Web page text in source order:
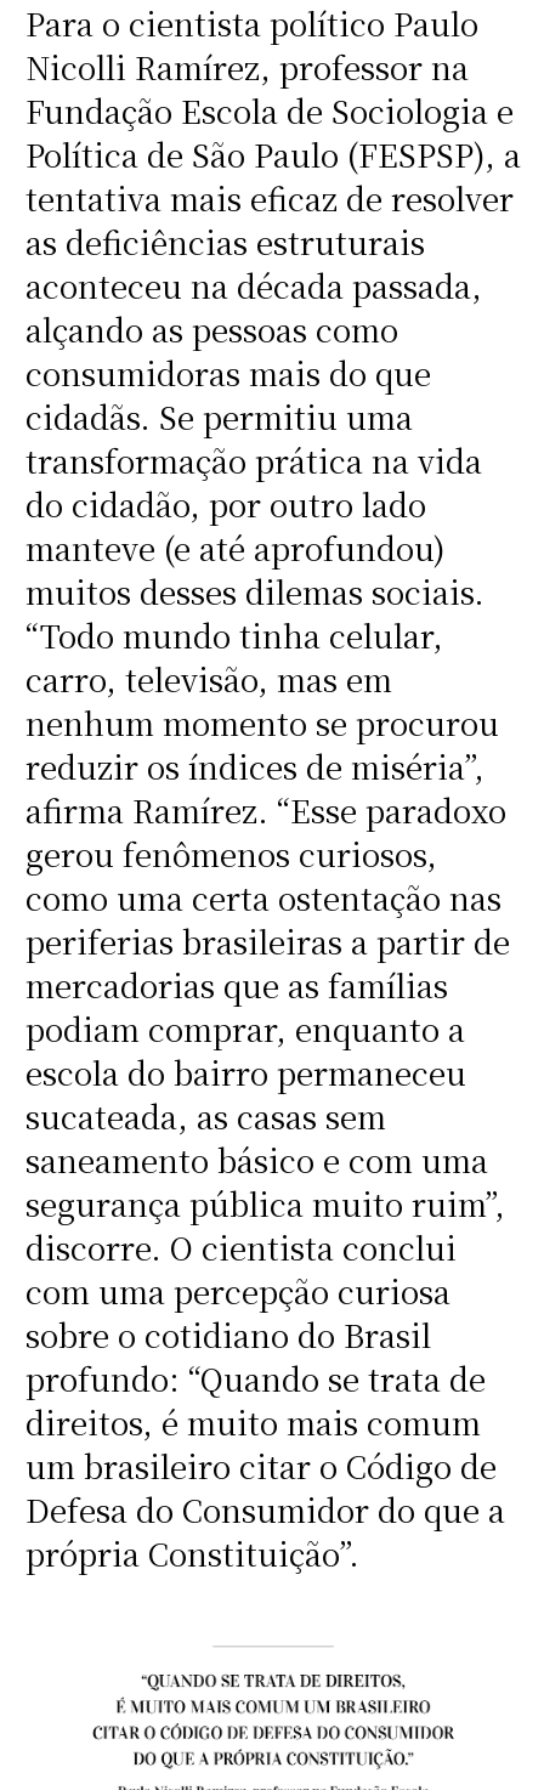
Para o cientista político Paulo
Nicolli Ramírez, professor na
Fundação Escola de Sociologia e
Política de São Paulo (FESPSP), a
tentativa mais eficaz de resolver
as deficiências estruturais
aconteceu na década passada,
alçando as pessoas como
consumidoras mais do que
cidadãs. Se permitiu uma
transformação prática na vida
do cidadão, por outro lado
manteve (e até aprofundou)
muitos desses dilemas sociais.
“Todo mundo tinha celular,
carro, televisão, mas em
nenhum momento se procurou
reduzir os índices de miséria”,
afirma Ramírez. “Esse paradoxo
gerou fenômenos curiosos,
como uma certa ostentação nas
periferias brasileiras a partir de
mercadorias que as famílias
podiam comprar, enquanto a
escola do bairro permaneceu
sucateada, as casas sem
saneamento básico e com uma
segurança pública muito ruim”,
discorre. O cientista conclui
com uma percepção curiosa
sobre o cotidiano do Brasil
profundo: “Quando se trata de
direitos, é muito mais comum
um brasileiro citar o Código de
Defesa do Consumidor do que a
própria Constituição”.